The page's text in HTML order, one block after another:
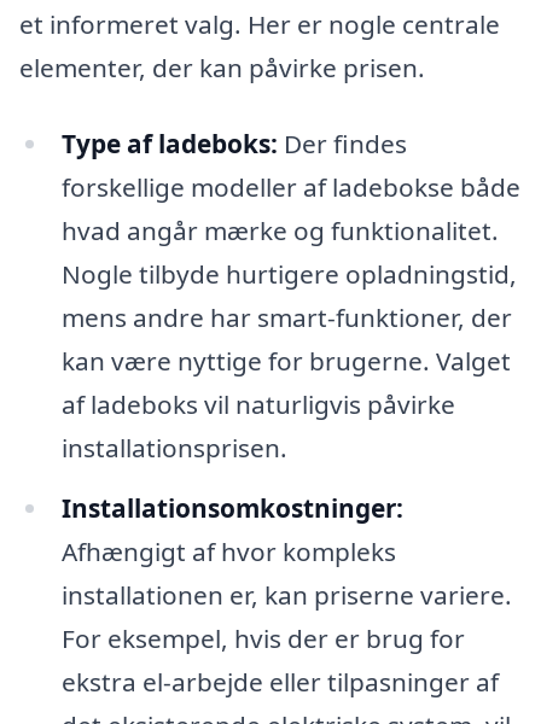
et informeret valg. Her er nogle centrale
elementer, der kan påvirke prisen.
Type af ladeboks: Der findes
forskellige modeller af ladebokse både
hvad angår mærke og funktionalitet.
Nogle tilbyde hurtigere opladningstid,
mens andre har smart-funktioner, der
kan være nyttige for brugerne. Valget
af ladeboks vil naturligvis påvirke
installationsprisen.
Installationsomkostninger:
Afhængigt af hvor kompleks
installationen er, kan priserne variere.
For eksempel, hvis der er brug for
ekstra el-arbejde eller tilpasninger af